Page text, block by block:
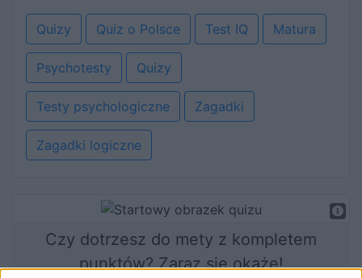
Quizy Quiz o Polsce Test IQ Matura
Psychotesty Quizy
Testy psychologiczne Zagadki
Zagadki logiczne
Czy dotrzesz do mety z kompletem
punktów? Zaraz się okaże!